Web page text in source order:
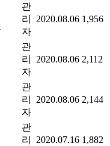
관
리
자
2020.08.06 1,956
관
리
자
2020.08.06 2,112
관
리
자
2020.08.06 2,144
관
리
2020.07.16 1,882